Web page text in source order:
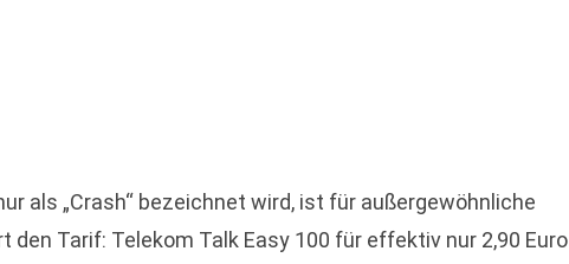
als „Crash“ bezeichnet wird, ist für außergewöhnliche
Tarif: Telekom Talk Easy 100 für effektiv nur 2,90 Euro